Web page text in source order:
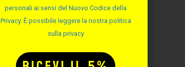
personali ai sensi del Nuovo Codice della
Privacy. È possibile leggere la nostra politica
sulla privacy